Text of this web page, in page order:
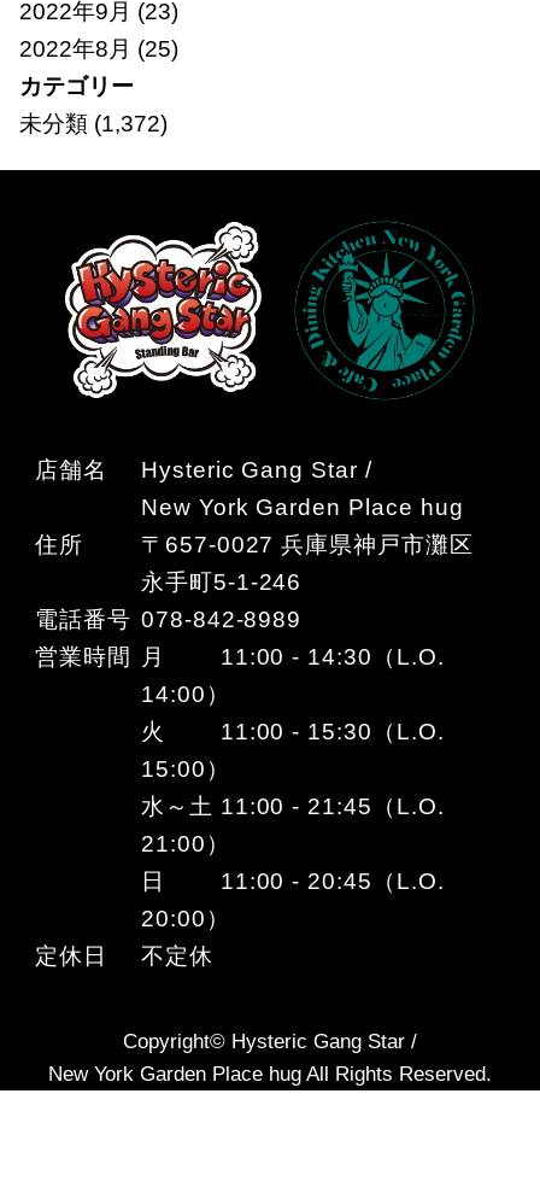
2022年9月 (23)
2022年8月 (25)
カテゴリー
未分類(1,372)
店舗名
Hysteric Gang Star /
New York Garden Place hug
住所
〒657-0027 兵庫県神戸市灘区
永手町5-1-246
電話番号 078-842-8989
営業時間
月 11:00 - 14:30（L.O.
14:00）
火 11:00 - 15:30（L.O.
15:00）
水～土 11:00 - 21:45（L.O.
21:00）
日 11:00 - 20:45（L.O.
20:00）
定休日
不定休
Copyright© Hysteric Gang Star /
New York Garden Place hug All Rights Reserved.